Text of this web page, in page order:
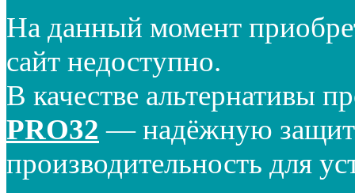
На данный момент
сайт недоступно.
В качестве альтернативы
PRO32 — надёжную
производительность для